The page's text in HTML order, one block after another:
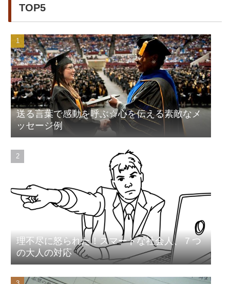
TOP5
送る言葉で感動を呼ぶ☆心を伝える素敵なメ
ッセージ例
理不尽に怒られた！スマートな社会人、７つ
の大人の対応